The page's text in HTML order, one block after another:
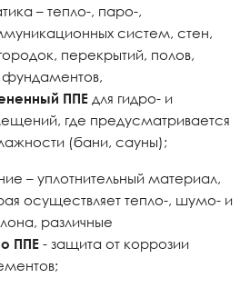
– тепло-, паро-,
систем, стен,
перекрытий, полов,
фундаментов,
ППЕ для гидро- и
где предусматривается
(бани, сауны);
– уплотнительный материал,
осуществляет тепло-, шумо- и
различные
ППЕ - защита от коррозии